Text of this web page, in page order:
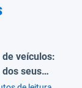
veículos:
seus